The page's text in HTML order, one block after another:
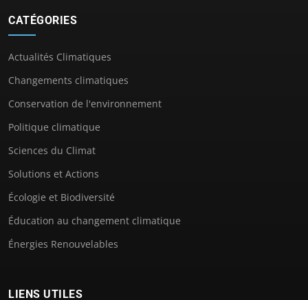
CATÉGORIES
Actualités Climatiques
Changements climatiques
Conservation de l'environnement
Politique climatique
Sciences du Climat
Solutions et Actions
Écologie et Biodiversité
Éducation au changement climatique
Énergies Renouvelables
LIENS UTILES